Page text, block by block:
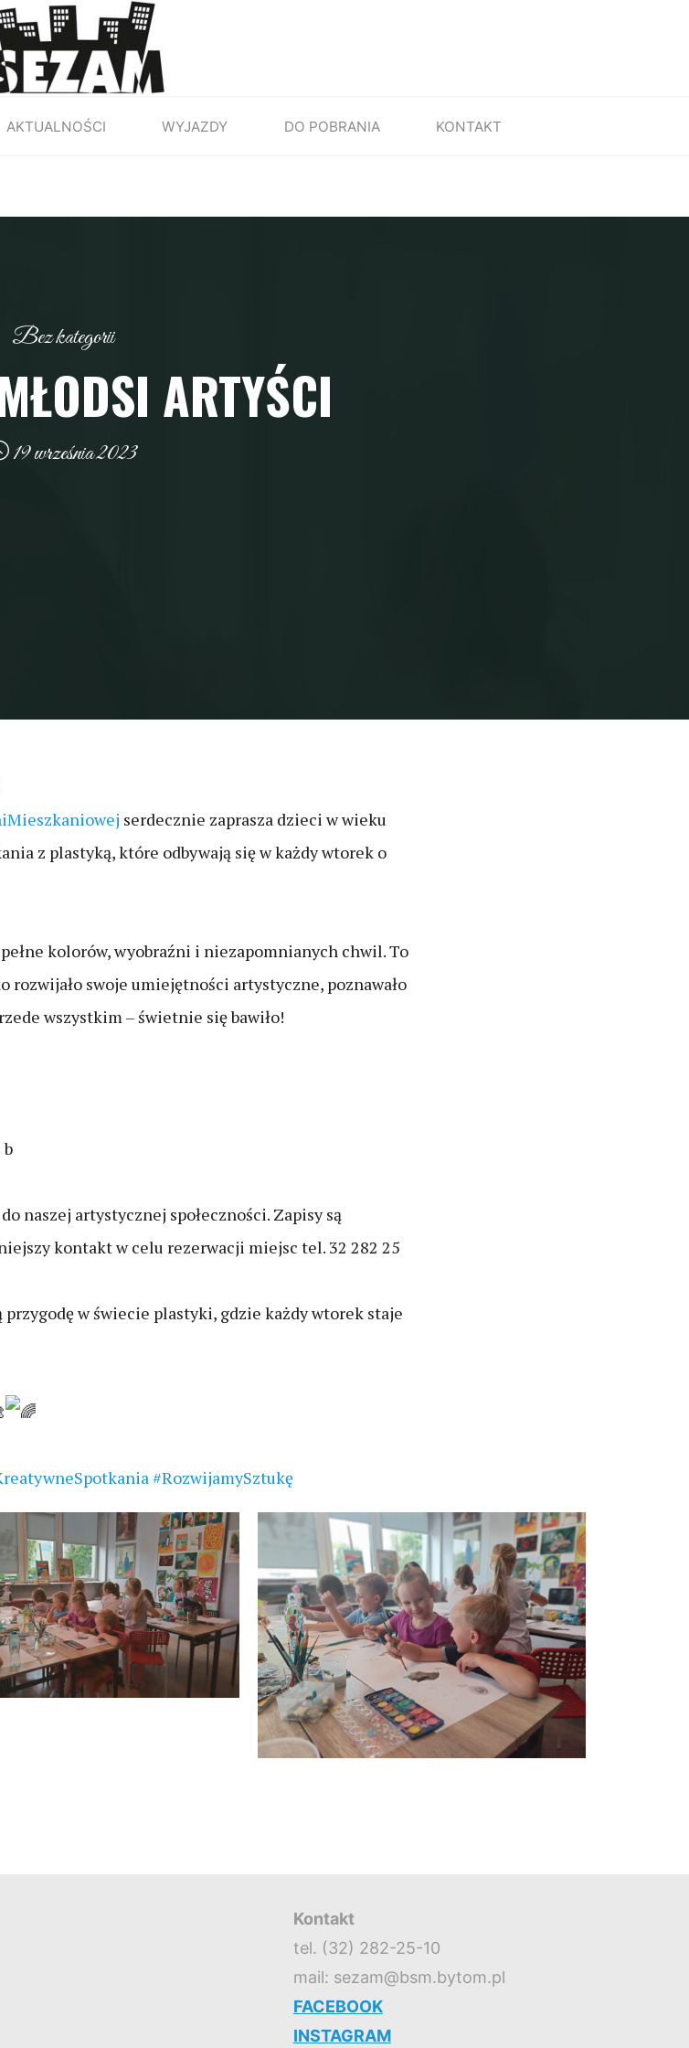
AKTUALNOŚCI WYJAZDY DO POBRANIA KONTAKT
Bez kategorii
ARTYŚCI
19 września 2023
serdecznie zaprasza dzieci w wieku
z plastyką, które odbywają się w każdy wtorek o
kolorów, wyobraźni i niezapomnianych chwil. To
rozwijało swoje umiejętności artystyczne, poznawało
wszystkim – świetnie się bawiło!
naszej artystycznej społeczności. Zapisy są
kontakt w celu rezerwacji miejsc tel. 32 282 25
przygodę w świecie plastyki, gdzie każdy wtorek staje
#RozwijamySztukę
Kontakt
tel. (32) 282-25-10
mail: sezam@bsm.bytom.pl
FACEBOOK
INSTAGRAM